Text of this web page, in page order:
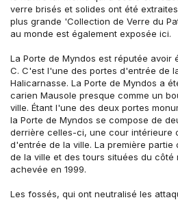
verre brisés et solides ont été
plus grande 'Collection de Verre du
au monde est également exposée ici.
La Porte de Myndos est réputée avoir
C. C'est l'une des portes d'entrée de
Halicarnasse. La Porte de Myndos a
carien Mausole presque comme un
ville. Étant l'une des deux portes
la Porte de Myndos se compose de
derrière celles-ci, une cour intérieure
d'entrée de la ville. La première partie
de la ville et des tours situées du
achevée en 1999.
Les fossés, qui ont neutralisé les